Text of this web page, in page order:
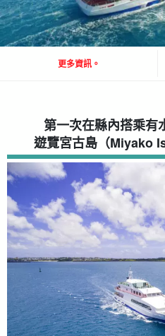
更多資訊。
第一次在縣內搭乘有
遊覽宮古島（Miyako